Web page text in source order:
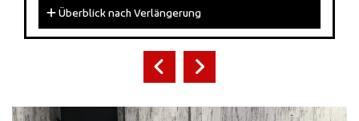
Überblick nach Verlängerung